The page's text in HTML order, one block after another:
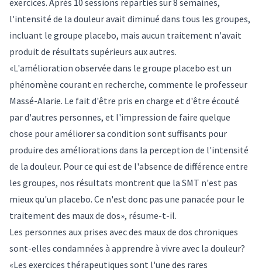
l'intensité de la douleur avait diminué dans tous les groupes,
incluant le groupe placebo, mais aucun traitement n'avait
produit de résultats supérieurs aux autres.
«L'amélioration observée dans le groupe placebo est un
phénomène courant en recherche, commente le professeur
Massé-Alarie. Le fait d'être pris en charge et d'être écouté
par d'autres personnes, et l'impression de faire quelque
chose pour améliorer sa condition sont suffisants pour
produire des améliorations dans la perception de l'intensité
de la douleur. Pour ce qui est de l'absence de différence entre
les groupes, nos résultats montrent que la SMT n'est pas
mieux qu'un placebo. Ce n'est donc pas une panacée pour le
traitement des maux de dos», résume-t-il.
Les personnes aux prises avec des maux de dos chroniques
sont-elles condamnées à apprendre à vivre avec la douleur?
«Les exercices thérapeutiques sont l'une des rares